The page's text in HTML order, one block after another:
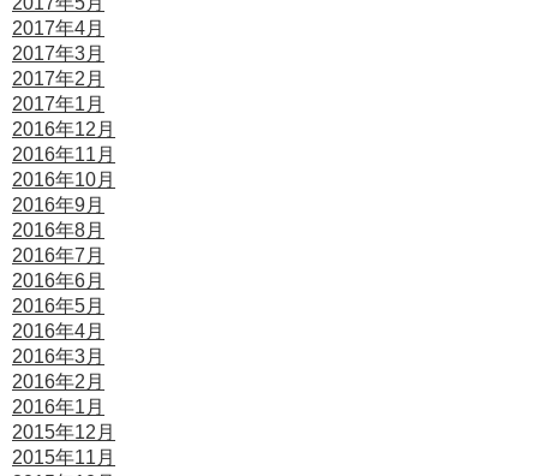
2017年4月
2017年3月
2017年2月
2017年1月
2016年12月
2016年11月
2016年10月
2016年9月
2016年8月
2016年7月
2016年6月
2016年5月
2016年4月
2016年3月
2016年2月
2016年1月
2015年12月
2015年11月